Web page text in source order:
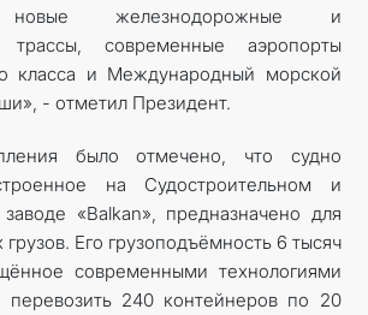
новые железнодорожные и
трассы, современные аэропорты
класса и Международный морской
- отметил Президент.
было отмечено, что судно
на Судостроительном и
«Balkan», предназначено для
грузов. Его грузоподъёмность 6 тысяч
современными технологиями
перевозить 240 контейнеров по 20